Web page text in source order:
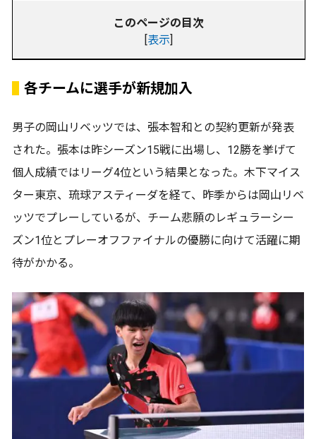
このページの目次
[表示]
各チームに選手が新規加入
男子の岡山リベッツでは、張本智和との契約更新が発表
された。張本は昨シーズン15戦に出場し、12勝を挙げて
個人成績ではリーグ4位という結果となった。木下マイス
ター東京、琉球アスティーダを経て、昨季からは岡山リベ
ッツでプレーしているが、チーム悲願のレギュラーシー
ズン1位とプレーオフファイナルの優勝に向けて活躍に期
待がかかる。